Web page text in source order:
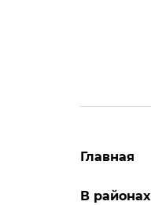
Главная
В районах